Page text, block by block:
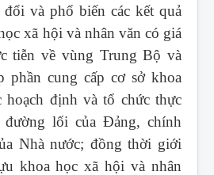
và phổ biến các kết quả
xã hội và nhân văn có giá
tiễn về vùng Trung Bộ và
phần cung cấp cơ sở khoa
hoạch định và tổ chức thực
đường lối của Đảng, chính
Nhà nước; đồng thời giới
khoa học xã hội và nhân